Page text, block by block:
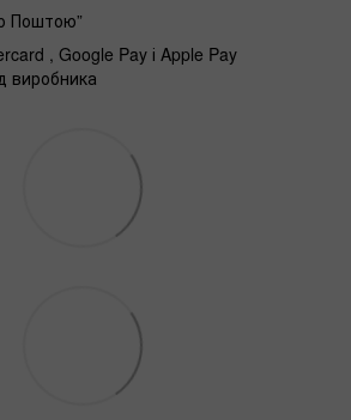
Поштою”
, Google Pay і Apple Pay
виробника